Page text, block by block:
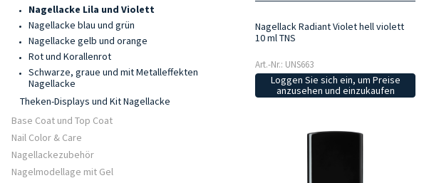
Nagellacke Lila und Violett
Nagellacke blau und grün
Nagellacke gelb und orange
Rot und Korallenrot
Schwarze, graue und mit Metalleffekten
Nagellacke
Theken-Displays und Kit Nagellacke
Base Coat und Top Coat
Nail Color & Care
Nagellackezubehör
Nagelmodellage mit Gel
Nagellack Radiant Violet hell violett
10 ml TNS
Art.-Nr.: UNS663
Loggen Sie sich ein, um Preise
anzusehen und einzukaufen